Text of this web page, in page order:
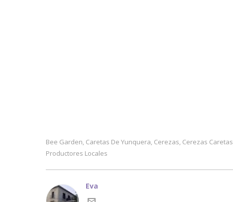
Bee Garden, Caretas De Yunquera, Cerezas, Cerezas Caretas
Productores Locales
Eva